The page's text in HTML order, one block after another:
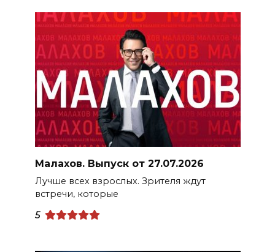
Малахов. Выпуск от 27.07.2026
Лучше всех взрослых. Зрителя ждут
встречи, которые
5